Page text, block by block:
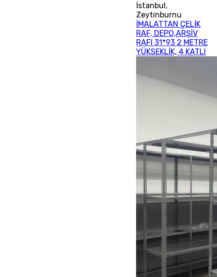
İstanbul,
Zeytinburnu
İMALATTAN ÇELİK
RAF, DEPO,ARŞİV
RAFI 31*93 2 METRE
YÜKSEKLİK, 4 KATLI